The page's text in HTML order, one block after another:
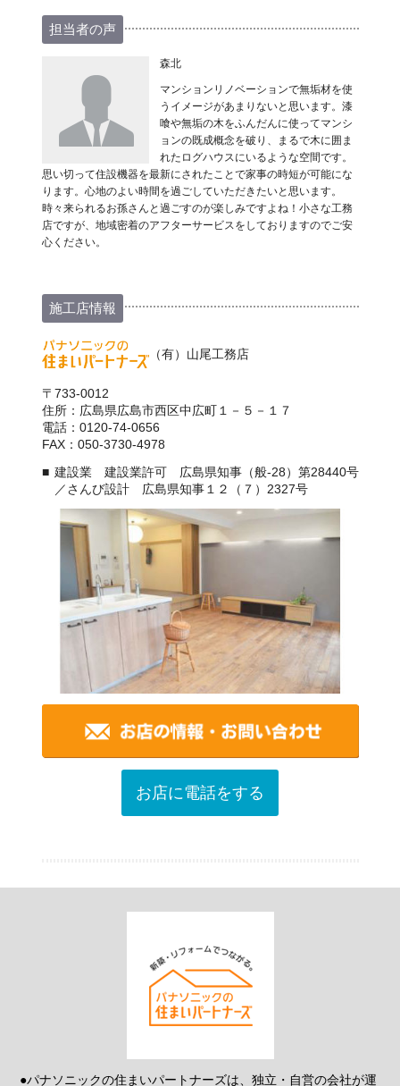
担当者の声
森北
マンションリノベーションで無垢材を使
うイメージがあまりないと思います。漆
喰や無垢の木をふんだんに使ってマンシ
ョンの既成概念を破り、まるで木に囲ま
れたログハウスにいるような空間です。
思い切って住設機器を最新にされたことで家事の時短が可能にな
ります。心地のよい時間を過ごしていただきたいと思います。
時々来られるお孫さんと過ごすのが楽しみですよね！小さな工務
店ですが、地域密着のアフターサービスをしておりますのでご安
心ください。
施工店情報
（有）山尾工務店
〒733-0012
住所：広島県広島市西区中広町１－５－１７
電話：0120-74-0656
FAX：050-3730-4978
建設業 建設業許可 広島県知事（般-28）第28440号
／さんび設計 広島県知事１２（７）2327号
お店に電話をする
●パナソニックの住まいパートナーズは、独立・自営の会社が運